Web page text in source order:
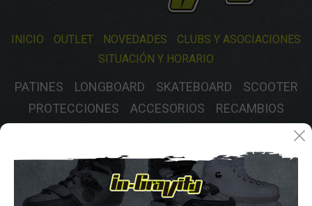
INICIO OUTLET NOVEDADES
CLUBS Y ASOCIACIONES
SITUACIÓN Y HORARIO
PATINES LONGBOARD SKATEBOARD
SCOOTER
PROTECCIONES
ACCESORIOS
RECAMBIOS
MÉTODOS DE PAGO, DEVOLUCIONES Y DATOS DE INTERÉS
AVISO LEGAL
POLÍTICA DE COOKIES